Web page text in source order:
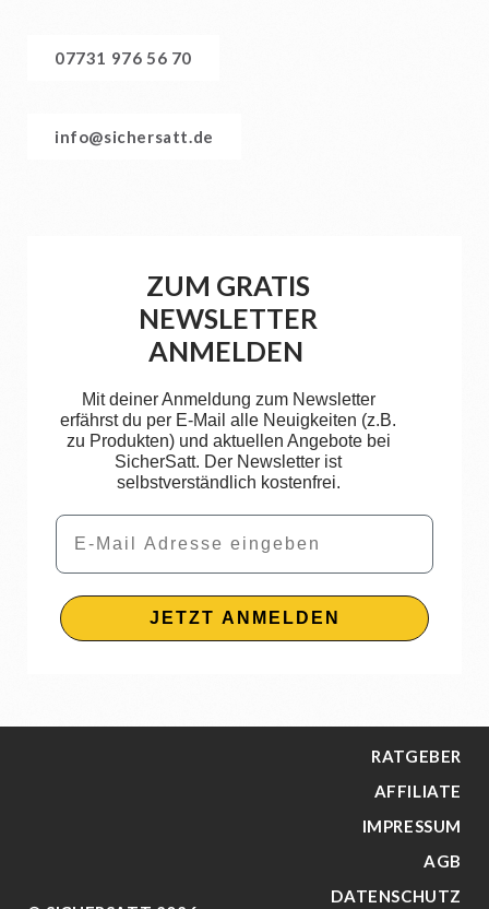
07731 976 56 70
info@sichersatt.de
ZUM GRATIS
NEWSLETTER
ANMELDEN
Mit deiner Anmeldung zum Newsletter
erfährst du per E-Mail alle Neuigkeiten (z.B.
zu Produkten) und aktuellen Angebote bei
SicherSatt. Der Newsletter ist
selbstverständlich kostenfrei.
Email
JETZT ANMELDEN
RATGEBER
AFFILIATE
IMPRESSUM
AGB
DATENSCHUTZ